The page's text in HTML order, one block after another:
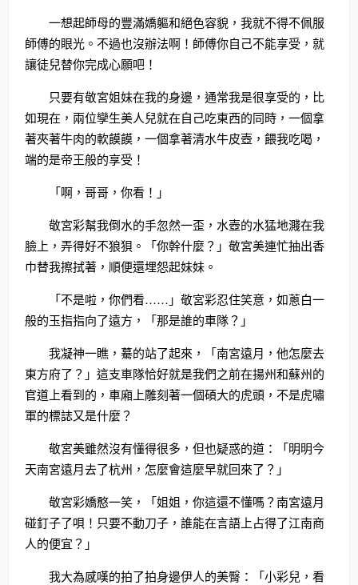
一想起師母的豐滿嬌軀和絕色容貌，我就不得不佩服
師傅的眼光。不過也沒辦法啊！師傅你自己不能享受，就
讓徒兒替你完成心願吧！
只要有敬宮姐妹在我的身邊，通常我是很享受的，比
如現在，兩位孿生美人兒就在自己吃東西的同時，一個拿
著夾著牛肉的軟饃饃，一個拿著清水牛皮壺，餵我吃喝，
端的是帝王般的享受！
「啊，哥哥，你看！」
敬宮彩幫我倒水的手忽然一歪，水壺的水猛地濺在我
臉上，弄得好不狼狽。「你幹什麼？」敬宮美連忙抽出香
巾替我擦拭著，順便還埋怨起妹妹。
「不是啦，你們看……」敬宮彩忍住笑意，如蔥白一
般的玉指指向了遠方，「那是誰的車隊？」
我凝神一瞧，驀的站了起來，「南宮遠月，他怎麼去
東方府了？」這支車隊恰好就是我們之前在揚州和蘇州的
官道上看到的，車廂上雕刻著一個碩大的虎頭，不是虎嘯
軍的標誌又是什麼？
敬宮美雖然沒有懂得很多，但也疑惑的道：「明明今
天南宮遠月去了杭州，怎麼會這麼早就回來了？」
敬宮彩嬌憨一笑，「姐姐，你這還不懂嗎？南宮遠月
碰釘子了唄！只要不動刀子，誰能在言語上占得了江南商
人的便宜？」
我大為感嘆的拍了拍身邊伊人的美臀：「小彩兒，看